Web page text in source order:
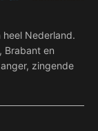
heel Nederland.
Brabant en
zingende